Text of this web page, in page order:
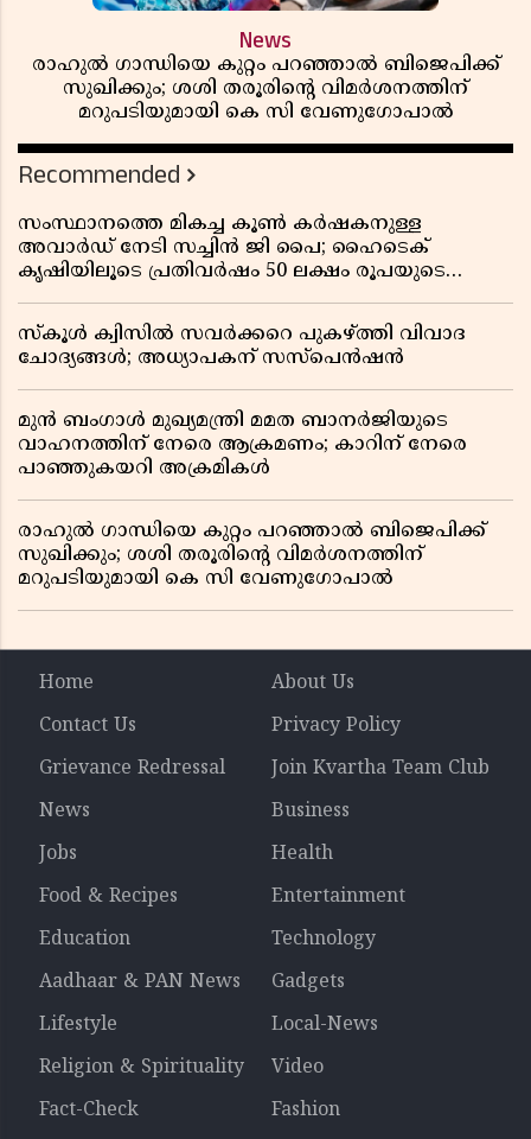
News
രാഹുൽ ഗാന്ധിയെ കുറ്റം പറഞ്ഞാൽ ബിജെപിക്ക്
സുഖിക്കും; ശശി തരൂരിന്റെ വിമർശനത്തിന്
മറുപടിയുമായി കെ സി വേണുഗോപാൽ
Recommended
സംസ്ഥാനത്തെ മികച്ച കൂൺ കർഷകനുള്ള
അവാർഡ് നേടി സച്ചിൻ ജി പൈ; ഹൈടെക്
കൃഷിയിലൂടെ പ്രതിവർഷം 50 ലക്ഷം രൂപയുടെ
സ്കൂൾ ക്വിസിൽ സവർക്കറെ പുകഴ്ത്തി വിവാദ
ചോദ്യങ്ങൾ; അധ്യാപകന് സസ്പെൻഷൻ
മുൻ ബംഗാൾ മുഖ്യമന്ത്രി മമത ബാനർജിയുടെ
വാഹനത്തിന് നേരെ ആക്രമണം; കാറിന് നേരെ
പാഞ്ഞുകയറി അക്രമികൾ
രാഹുൽ ഗാന്ധിയെ കുറ്റം പറഞ്ഞാൽ ബിജെപിക്ക്
സുഖിക്കും; ശശി തരൂരിന്റെ വിമർശനത്തിന്
മറുപടിയുമായി കെ സി വേണുഗോപാൽ
Home
About Us
Contact Us
Privacy Policy
Grievance Redressal
Join Kvartha Team Club
News
Business
Jobs
Health
Food & Recipes
Entertainment
Education
Technology
Aadhaar & PAN News
Gadgets
Lifestyle
Local-News
Religion & Spirituality
Video
Fact-Check
Fashion